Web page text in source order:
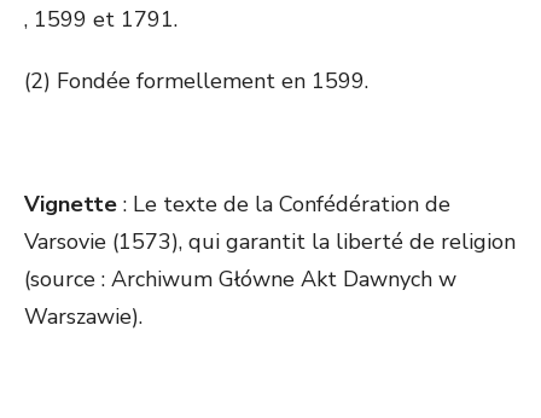
, 1599 et 1791.
(2) Fondée formellement en 1599.
Vignette : Le texte de la Confédération de
Varsovie (1573), qui garantit la liberté de religion
(source : Archiwum Główne Akt Dawnych w
Warszawie).